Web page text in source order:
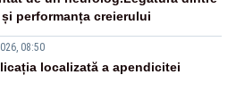
performanța creierului
08:50
localizată a apendicitei